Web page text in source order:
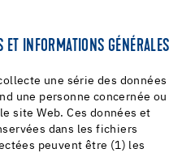
INFORMATIONS GÉNÉRALES
une série des données
une personne concernée ou
site Web. Ces données et
dans les fichiers
peuvent être (1) les